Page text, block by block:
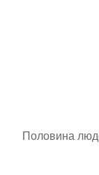
Половина